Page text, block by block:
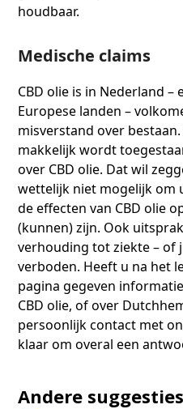
houdbaar.
Medische claims
CBD olie is in Nederland
Europese landen –
misverstand over
makkelijk wordt
over CBD olie. Dat wil
wettelijk niet mogelijk om
de effecten van CBD olie
(kunnen) zijn. Ook
verhouding tot ziekte – of
verboden. Heeft u na het
pagina gegeven
CBD olie, of over
persoonlijk contact met
klaar om overal een
Andere